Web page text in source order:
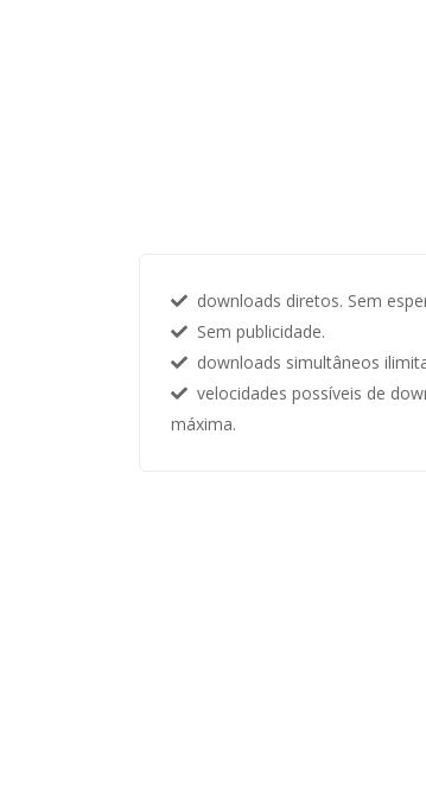
downloads diretos. Sem
Sem publicidade.
downloads simultâneos
velocidades possíveis de
máxima.